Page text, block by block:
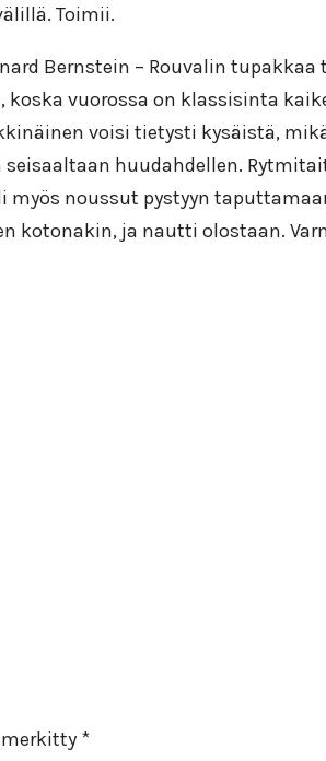
Toimii.
Bernstein – Rouvalin
vuorossa on klassisinta
voisi tietysti kysäistä,
huudahdellen.
myös noussut pystyyn
kotonakin, ja nautti olostaan.
*